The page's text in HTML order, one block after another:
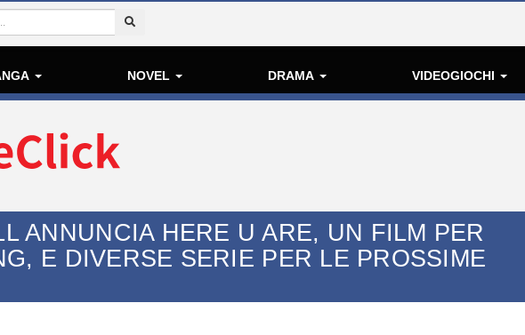
NOVEL DRAMA VIDEOGIOCHI
ANNUNCIA HERE U ARE, UN FILM PER
E DIVERSE SERIE PER LE PROSSIME